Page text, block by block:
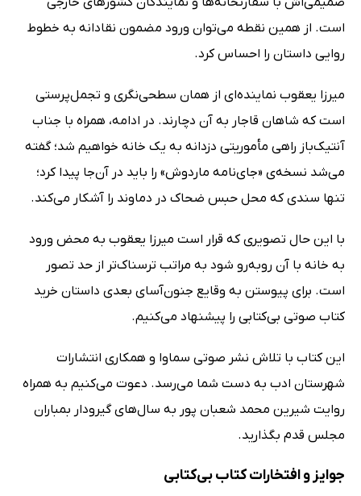
است. از همین نقطه می‌توان ورود مضمون نقادانه به خطوط
روایی داستان را احساس کرد.
میرزا یعقوب نماینده‌ای از همان سطحی‌نگری و تجمل‌پرستی
است که شاهان قاجار به آن دچارند. در ادامه، همراه با جناب
آنتیک‌باز راهی مأموریتی دزدانه به یک خانه خواهیم شد؛ گفته
می‌شد نسخه‌ی «جای‌نامه ماردوش» را باید در آن‌جا پیدا کرد؛
تنها سندی که محل حبس ضحاک در دماوند را آشکار می‌کند.
با این حال تصویری که قرار است میرزا یعقوب به محض ورود
به خانه با آن روبه‌رو شود به مراتب ترسناک‌تر از حد تصور
است. برای پیوستن به وقایع جنون‌آسای بعدی داستان خرید
کتاب صوتی بی‌کتابی را پیشنهاد می‌کنیم.
این کتاب با تلاش نشر صوتی سماوا و همکاری انتشارات
شهرستان ادب به دست شما می‌رسد. دعوت می‌کنیم به همراه
روایت شیرین محمد شعبان پور به سال‌های گیرودار بمباران
مجلس قدم بگذارید.
جوایز و افتخارات کتاب بی‌کتابی